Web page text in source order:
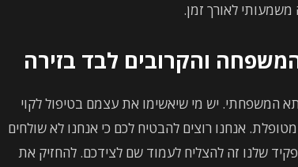
משמעותי לאורך זמן.
והקרובים לבד בזירה
המשפחתי. יש מי שיאשימו את עצמם בטיפול לקוי
אנחנו רוצים להבטיח לכם כי אנחנו לא שולחים
שלנו זה להצליח לעמוד שם לצידכם. להחזיק את